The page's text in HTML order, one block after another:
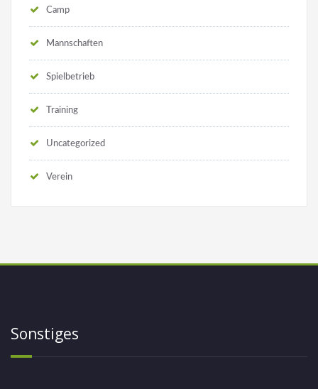
Camp
Mannschaften
Spielbetrieb
Training
Uncategorized
Verein
Sonstiges